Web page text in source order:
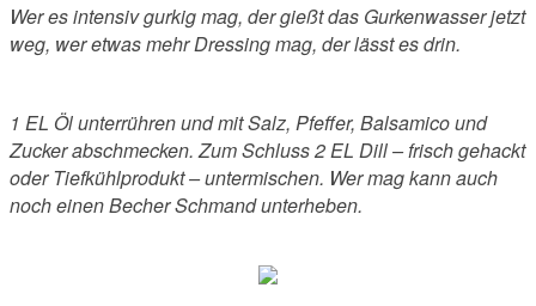
Wer es intensiv gurkig mag, der gießt das Gurkenwasser jetzt
weg, wer etwas mehr Dressing mag, der lässt es drin.
1 EL Öl unterrühren und mit Salz, Pfeffer, Balsamico und
Zucker abschmecken. Zum Schluss 2 EL Dill – frisch gehackt
oder Tiefkühlprodukt – untermischen. Wer mag kann auch
noch einen Becher Schmand unterheben.